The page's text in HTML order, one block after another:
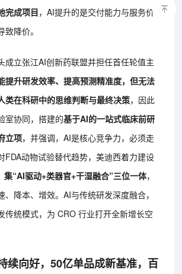
完成项目，AI提升的是交付能力与服务价
降价。
成立张江AI创新药联盟并担任首任轮值主
提升研发效率、提高预测精准度，但无法
类在科研中的思维判断与最终决策，因此
室协同，搭建的基于AI的一站式临床前研
立项，并强调，AI是核心竞争力，必须走
FDA动物试验替代趋势，美迪西着力建设
集“AI驱动+类器官+干湿融合”三位一体，
、降本、增效。AI与传统研发深度融合，
传统模式，为 CRO 行业打开全新增长空
续向好，50亿单品成新基准，百